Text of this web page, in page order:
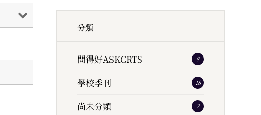
分類
問得好ASKCRTS 8
學校季刊 18
尚未分類 2